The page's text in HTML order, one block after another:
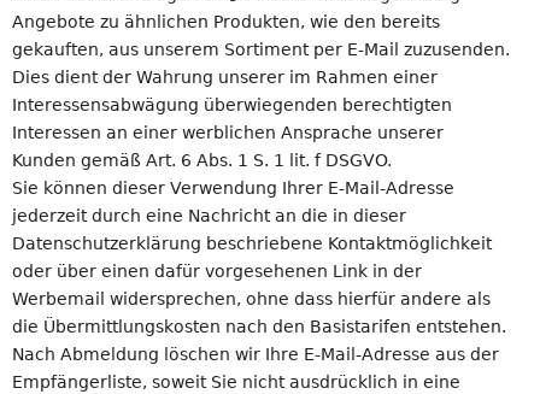
Angebote zu ähnlichen Produkten, wie den bereits
gekauften, aus unserem Sortiment per E-Mail zuzusenden.
Dies dient der Wahrung unserer im Rahmen einer
Interessensabwägung überwiegenden berechtigten
Interessen an einer werblichen Ansprache unserer
Kunden gemäß Art. 6 Abs. 1 S. 1 lit. f DSGVO.
Sie können dieser Verwendung Ihrer E-Mail-Adresse
jederzeit durch eine Nachricht an die in dieser
Datenschutzerklärung beschriebene Kontaktmöglichkeit
oder über einen dafür vorgesehenen Link in der
Werbemail widersprechen, ohne dass hierfür andere als
die Übermittlungskosten nach den Basistarifen entstehen.
Nach Abmeldung löschen wir Ihre E-Mail-Adresse aus der
Empfängerliste, soweit Sie nicht ausdrücklich in eine